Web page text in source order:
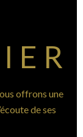
offrons une
de ses